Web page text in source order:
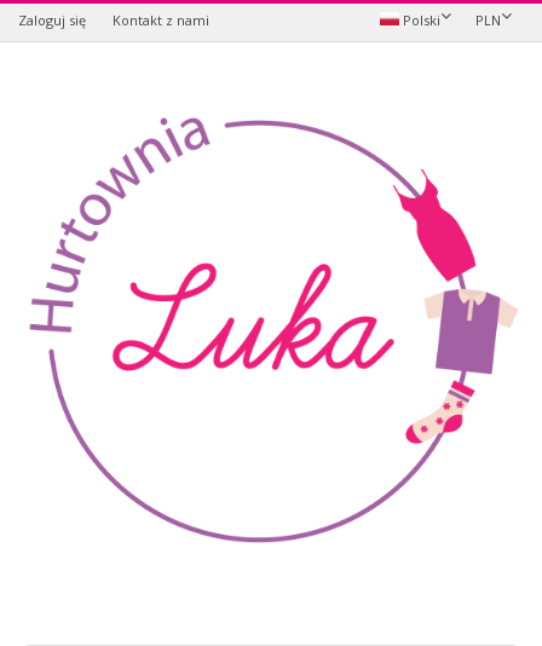
Zaloguj się PLN
Polski
Kontakt z nami